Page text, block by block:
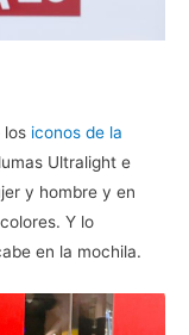
los iconos de la
Ultralight e
y hombre y en
Y lo
en la mochila.